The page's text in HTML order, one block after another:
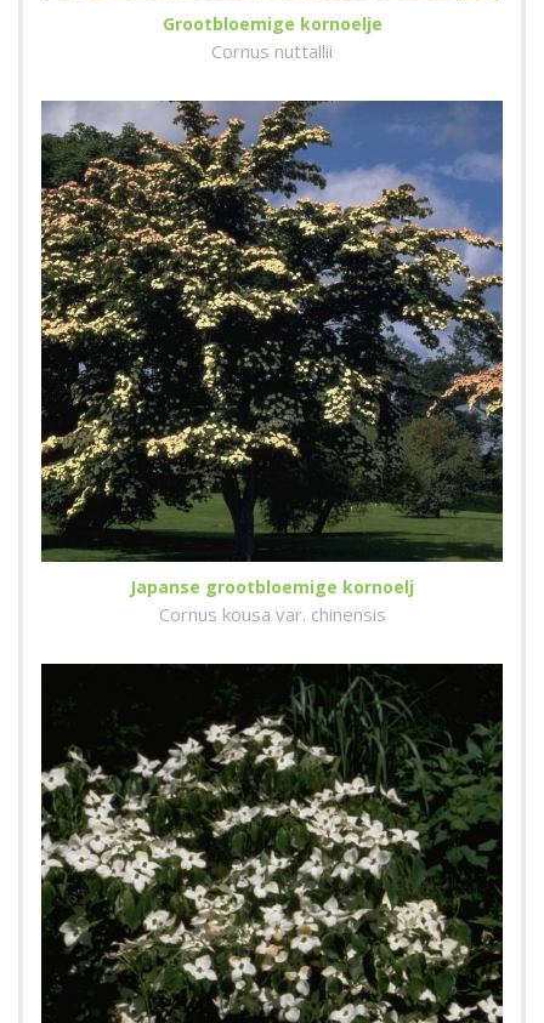
Grootbloemige kornoelje
Cornus nuttallii
Japanse grootbloemige kornoelj
Cornus kousa var. chinensis